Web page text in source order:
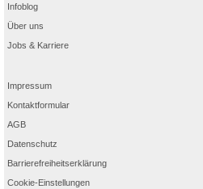
Infoblog
Über uns
Jobs & Karriere
Impressum
Kontaktformular
AGB
Datenschutz
Barrierefreiheitserklärung
Cookie-Einstellungen